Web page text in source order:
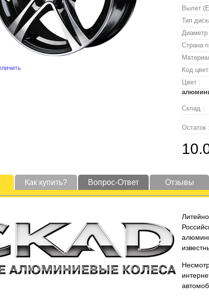
Вылет
Тип
Диаметр
Страна
Код
Цвет :
Склад :
Остаток :
Как купить? Вопрос-Ответ Отзывы